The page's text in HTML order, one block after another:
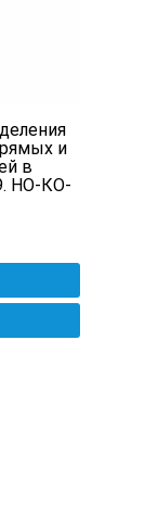
и
в
НО-КО-